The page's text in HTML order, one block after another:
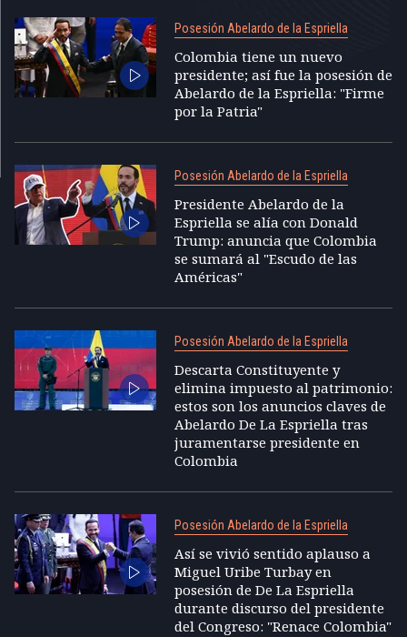
Posesión Abelardo de la Espriella
Colombia tiene un nuevo
presidente; así fue la posesión de
Abelardo de la Espriella: "Firme
por la Patria"
Posesión Abelardo de la Espriella
Presidente Abelardo de la
Espriella se alía con Donald
Trump: anuncia que Colombia
se sumará al "Escudo de las
Américas"
Posesión Abelardo de la Espriella
Descarta Constituyente y
elimina impuesto al patrimonio:
estos son los anuncios claves de
Abelardo De La Espriella tras
juramentarse presidente en
Colombia
Posesión Abelardo de la Espriella
Así se vivió sentido aplauso a
Miguel Uribe Turbay en
posesión de De La Espriella
durante discurso del presidente
del Congreso: "Renace Colombia"